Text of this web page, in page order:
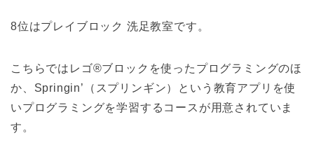
8位はプレイブロック 洗足教室です。
こちらではレゴ®ブロックを使ったプログラミングのほ
か、Springin’（スプリンギン）という教育アプリを使
いプログラミングを学習するコースが用意されていま
す。